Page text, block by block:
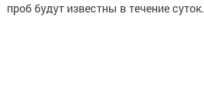
проб будут известны в течение суток.